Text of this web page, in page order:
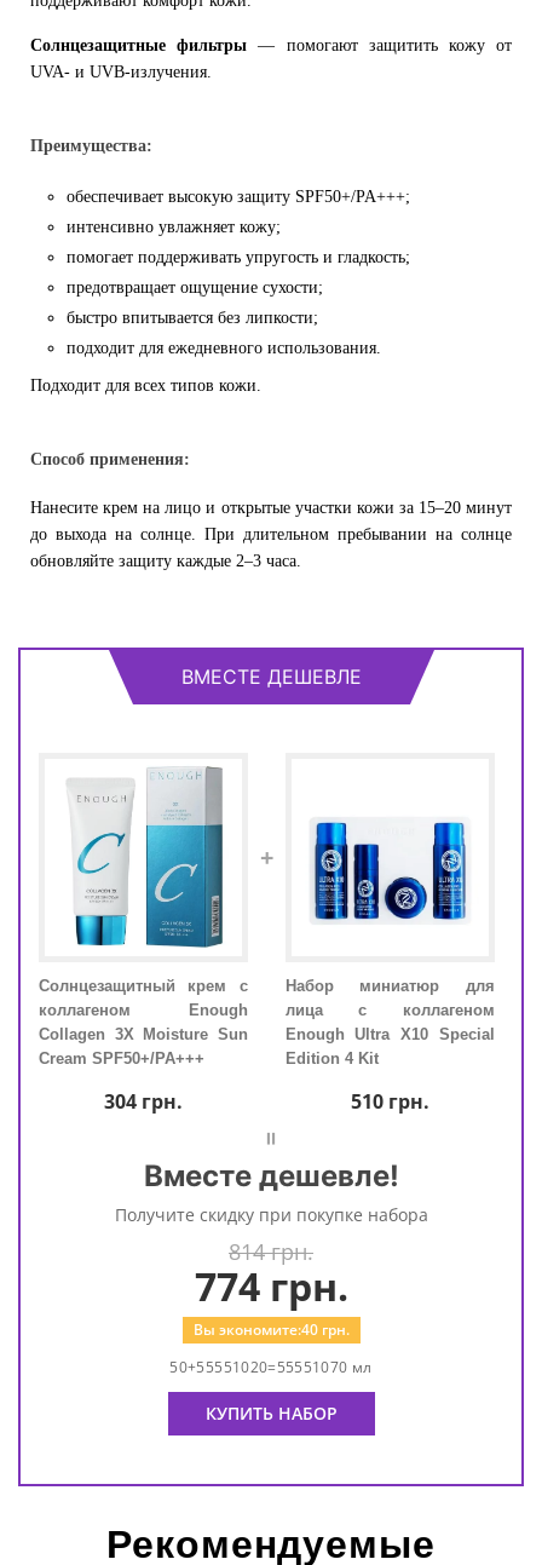
Солнцезащитные фильтры — помогают защитить кожу от
UVA- и UVB-излучения.
Преимущества:
обеспечивает высокую защиту SPF50+/PA+++;
интенсивно увлажняет кожу;
помогает поддерживать упругость и гладкость;
предотвращает ощущение сухости;
быстро впитывается без липкости;
подходит для ежедневного использования.
Подходит для всех типов кожи.
Способ применения:
Нанесите крем на лицо и открытые участки кожи за 15–20 минут
до выхода на солнце. При длительном пребывании на солнце
обновляйте защиту каждые 2–3 часа.
ВМЕСТЕ ДЕШЕВЛЕ
Солнцезащитный крем с
коллагеном Enough
Collagen 3X Moisture Sun
Cream SPF50+/PA+++
304грн.
+
Набор миниатюр для
лица с коллагеном
Enough Ultra X10 Special
Edition 4 Kit
510грн.
Вместе дешевле!
Получите скидку при покупке набора
814 грн.
774грн.
Вы экономите:40грн.
50+55551020=55551070 мл
КУПИТЬ НАБОР
Рекомендуемые